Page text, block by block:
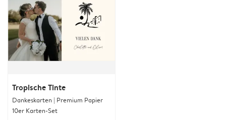
Tropische Tinte
Dankeskarten | Premium Papier
10er Karten-Set